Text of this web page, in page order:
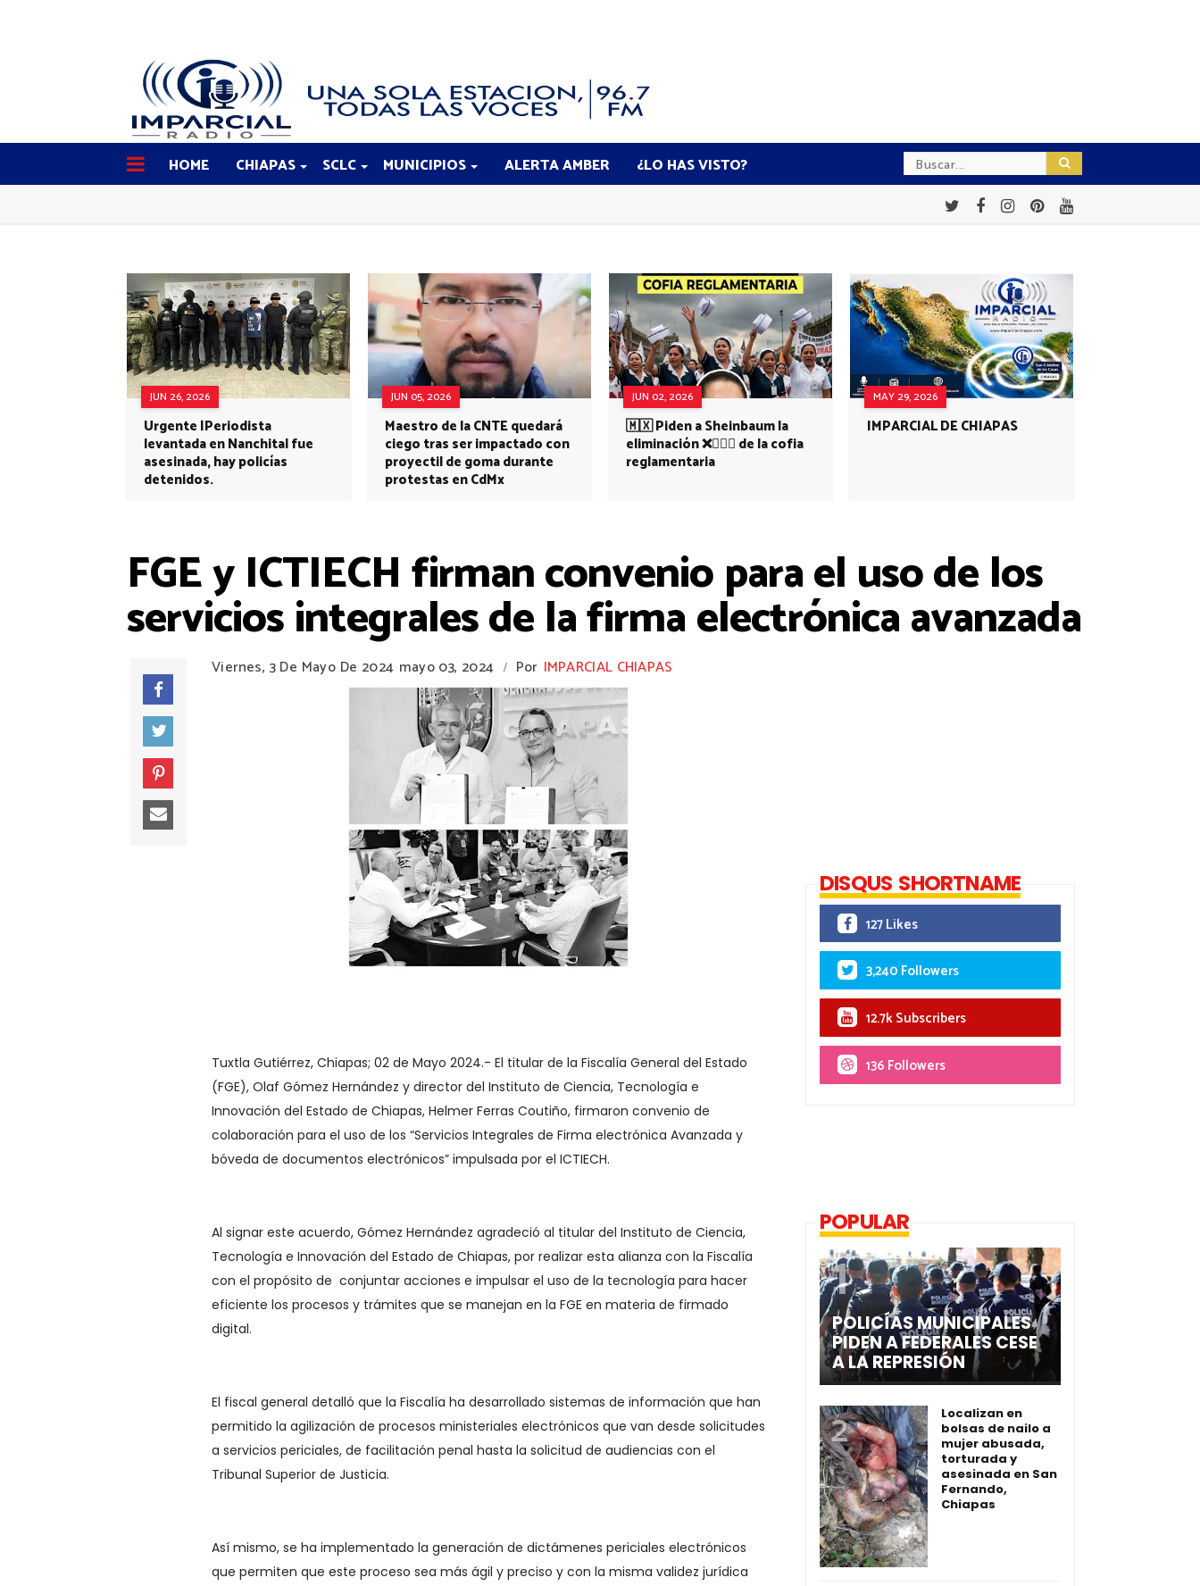
HOME CHIAPAS SCLC MUNICIPIOS ALERTA AMBER ¿LO HAS VISTO?
JUN 26, 2026
Urgente |Periodista
levantada en Nanchital fue
asesinada, hay policías
detenidos.
JUN 05, 2026
Maestro de la CNTE quedará
ciego tras ser impactado con
proyectil de goma durante
protestas en CdMx
JUN 02, 2026
🇲🇽 Piden a Sheinbaum la
eliminación ❌👩🏻‍⚕️ de la cofia
reglamentaria
MAY 29, 2026
IMPARCIAL DE CHIAPAS
FGE y ICTIECH firman convenio para el uso de los
servicios integrales de la firma electrónica avanzada
Viernes, 3 De Mayo De 2024 mayo 03, 2024 / Por IMPARCIAL CHIAPAS
Tuxtla Gutiérrez, Chiapas; 02 de Mayo 2024.- El titular de la Fiscalía General del Estado
(FGE), Olaf Gómez Hernández y director del Instituto de Ciencia, Tecnología e
Innovación del Estado de Chiapas, Helmer Ferras Coutiño, firmaron convenio de
colaboración para el uso de los “Servicios Integrales de Firma electrónica Avanzada y
bóveda de documentos electrónicos” impulsada por el ICTIECH.
Al signar este acuerdo, Gómez Hernández agradeció al titular del Instituto de Ciencia,
Tecnología e Innovación del Estado de Chiapas, por realizar esta alianza con la Fiscalía
con el propósito de conjuntar acciones e impulsar el uso de la tecnología para hacer
eficiente los procesos y trámites que se manejan en la FGE en materia de firmado
digital.
El fiscal general detalló que la Fiscalía ha desarrollado sistemas de información que han
permitido la agilización de procesos ministeriales electrónicos que van desde solicitudes
a servicios periciales, de facilitación penal hasta la solicitud de audiencias con el
Tribunal Superior de Justicia.
Así mismo, se ha implementado la generación de dictámenes periciales electrónicos
que permiten que este proceso sea más ágil y preciso y con la misma validez jurídica
DISQUS SHORTNAME
127 Likes
3,240 Followers
12.7k Subscribers
136 Followers
POPULAR
POLICÍAS MUNICIPALES
PIDEN A FEDERALES CESE
A LA REPRESIÓN
Localizan en
bolsas de nailo a
mujer abusada,
torturada y
asesinada en San
Fernando,
Chiapas